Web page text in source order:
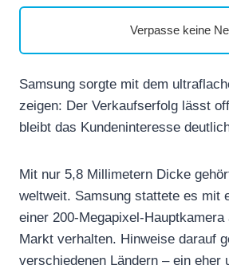
Verpasse keine
Samsung sorgte mit dem
zeigen: Der Verkaufserfolg lässt
bleibt das Kundeninteresse
Mit nur 5,8 Millimetern Dicke
weltweit. Samsung stattete es mit
einer 200-Megapixel-
Markt verhalten. Hinweise darauf
verschiedenen Ländern – ein eher